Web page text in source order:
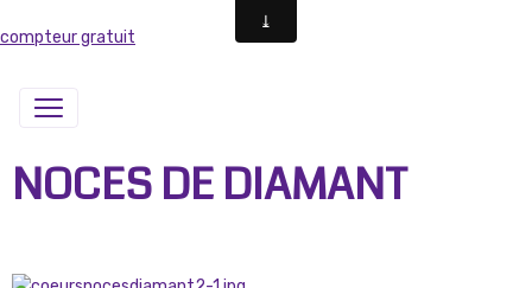
compteur gratuit
NOCES DE DIAMANT